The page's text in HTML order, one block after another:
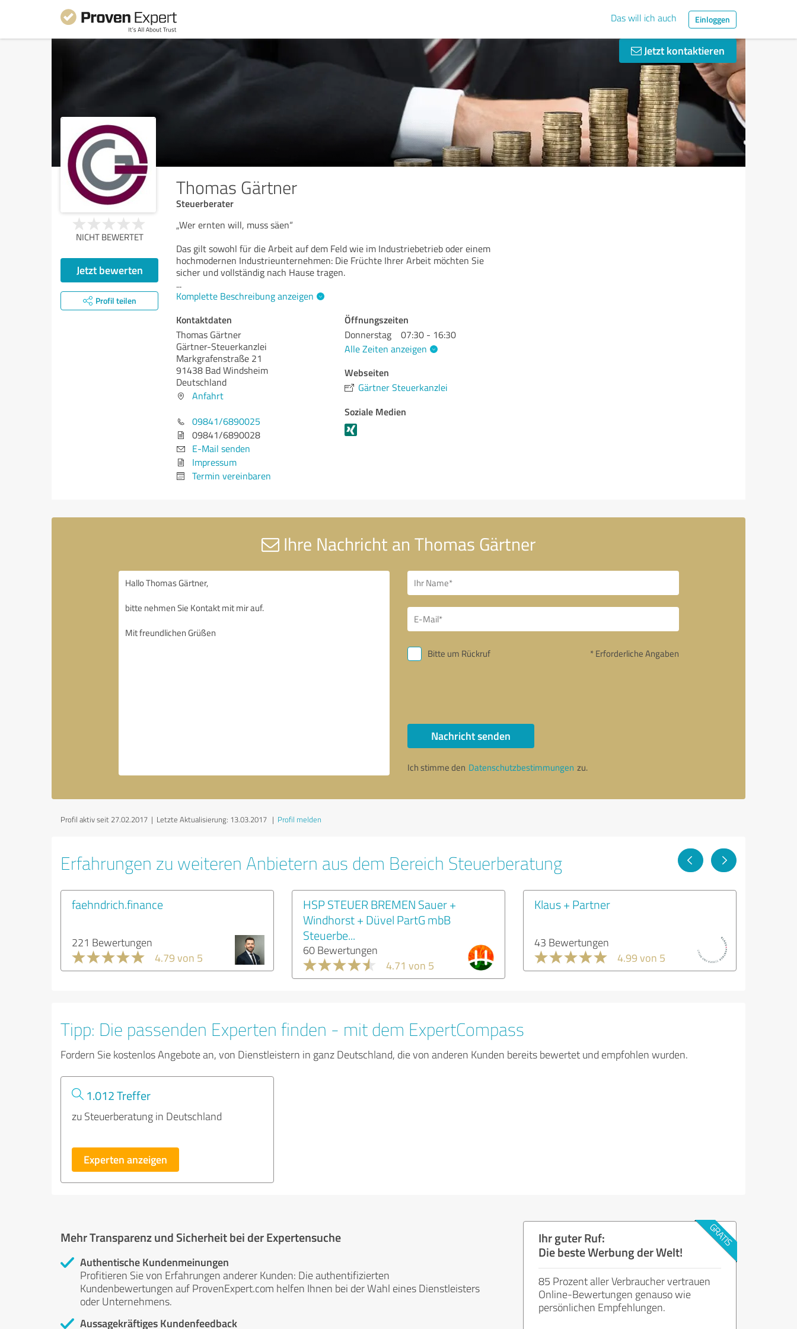
Das will ich auch Einloggen
Jetzt kontaktieren
Thomas Gärtner
Steuerberater
NICHT BEWERTET
Jetzt bewerten
Profil teilen
„Wer ernten will, muss säen“
Das gilt sowohl für die Arbeit auf dem Feld wie im Industriebetrieb oder einem
hochmodernen Industrieunternehmen: Die Früchte Ihrer Arbeit möchten Sie
sicher und vollständig nach Hause tragen.
...
Komplette Beschreibung anzeigen
Kontaktdaten
Thomas Gärtner
Gärtner-Steuerkanzlei
Markgrafenstraße 21
91438 Bad Windsheim
Deutschland
Anfahrt
09841/6890025
09841/6890028
E-Mail senden
Impressum
Termin vereinbaren
Öffnungszeiten
Donnerstag
07:30 - 16:30
Alle Zeiten anzeigen
Webseiten
Gärtner Steuerkanzlei
Soziale Medien
Ihre Nachricht an Thomas Gärtner
Bitte um Rückruf * Erforderliche Angaben
Nachricht senden
Ich stimme den Datenschutzbestimmungen zu.
Profil aktiv seit 27.02.2017 | Letzte Aktualisierung: 13.03.2017 | Profil melden
Erfahrungen zu weiteren Anbietern aus dem Bereich Steuerberatung
faehndrich.finance
221 Bewertungen
4.79 von 5
HSP STEUER BREMEN Sauer +
Windhorst + Düvel PartG mbB
Steuerbe...
60 Bewertungen
4.71 von 5
Klaus + Partner
43 Bewertungen
4.99 von 5
Tipp: Die passenden Experten finden - mit dem ExpertCompass
Fordern Sie kostenlos Angebote an, von Dienstleistern in ganz Deutschland, die von anderen Kunden bereits bewertet und empfohlen wurden.
1.012 Treffer
zu Steuerberatung in Deutschland
Experten anzeigen
Mehr Transparenz und Sicherheit bei der Expertensuche
Authentische Kundenmeinungen
Profitieren Sie von Erfahrungen anderer Kunden: Die authentifizierten
Kundenbewertungen auf ProvenExpert.com helfen Ihnen bei der Wahl eines Dienstleisters
oder Unternehmens.
Aussagekräftiges Kundenfeedback
Ihr guter Ruf:
Die beste Werbung der Welt!
85 Prozent aller Verbraucher vertrauen
Online-Bewertungen genauso wie
persönlichen Empfehlungen.